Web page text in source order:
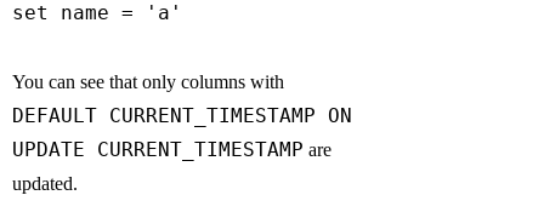
set name = 'a'
You can see that only columns with
DEFAULT CURRENT_TIMESTAMP ON
UPDATE CURRENT_TIMESTAMP are
updated.